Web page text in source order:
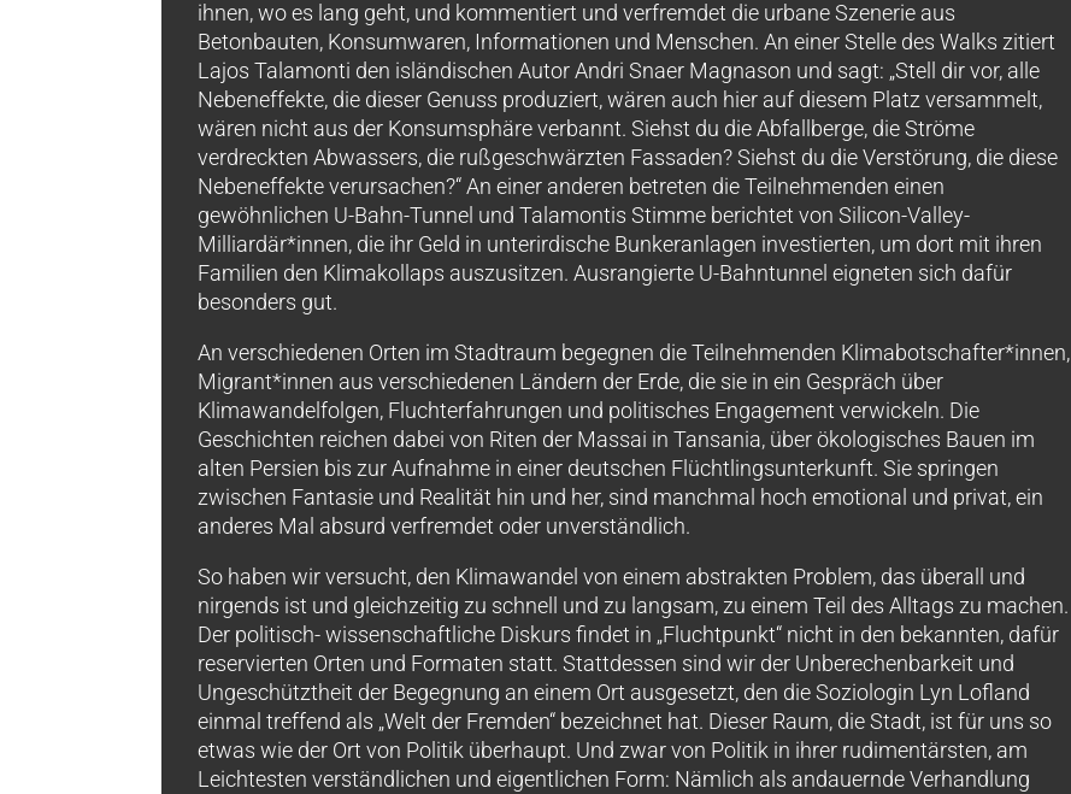
ihnen, wo es lang geht, und kommentiert und verfremdet die urbane Szenerie aus
Betonbauten, Konsumwaren, Informationen und Menschen. An einer Stelle des Walks zitiert
Lajos Talamonti den isländischen Autor Andri Snaer Magnason und sagt: „Stell dir vor, alle
Nebeneffekte, die dieser Genuss produziert, wären auch hier auf diesem Platz versammelt,
wären nicht aus der Konsumsphäre verbannt. Siehst du die Abfallberge, die Ströme
verdreckten Abwassers, die rußgeschwärzten Fassaden? Siehst du die Verstörung, die diese
Nebeneffekte verursachen?“ An einer anderen betreten die Teilnehmenden einen
gewöhnlichen U-Bahn-Tunnel und Talamontis Stimme berichtet von Silicon-Valley-
Milliardär*innen, die ihr Geld in unterirdische Bunkeranlagen investierten, um dort mit ihren
Familien den Klimakollaps auszusitzen. Ausrangierte U-Bahntunnel eigneten sich dafür
besonders gut.
An verschiedenen Orten im Stadtraum begegnen die Teilnehmenden Klimabotschafter*innen,
Migrant*innen aus verschiedenen Ländern der Erde, die sie in ein Gespräch über
Klimawandelfolgen, Fluchterfahrungen und politisches Engagement verwickeln. Die
Geschichten reichen dabei von Riten der Massai in Tansania, über ökologisches Bauen im
alten Persien bis zur Aufnahme in einer deutschen Flüchtlingsunterkunft. Sie springen
zwischen Fantasie und Realität hin und her, sind manchmal hoch emotional und privat, ein
anderes Mal absurd verfremdet oder unverständlich.
So haben wir versucht, den Klimawandel von einem abstrakten Problem, das überall und
nirgends ist und gleichzeitig zu schnell und zu langsam, zu einem Teil des Alltags zu machen.
Der politisch- wissenschaftliche Diskurs findet in „Fluchtpunkt“ nicht in den bekannten, dafür
reservierten Orten und Formaten statt. Stattdessen sind wir der Unberechenbarkeit und
Ungeschütztheit der Begegnung an einem Ort ausgesetzt, den die Soziologin Lyn Lofland
einmal treffend als „Welt der Fremden“ bezeichnet hat. Dieser Raum, die Stadt, ist für uns so
etwas wie der Ort von Politik überhaupt. Und zwar von Politik in ihrer rudimentärsten, am
Leichtesten verständlichen und eigentlichen Form: Nämlich als andauernde Verhandlung